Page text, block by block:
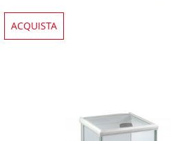
ACQUISTA